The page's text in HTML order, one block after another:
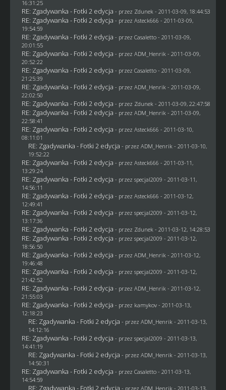
16:31:25
RE: Zgadywanka - Fotki 2 edycja - przez Zdunek - 2011-03-09, 18:44:53
RE: Zgadywanka - Fotki 2 edycja - przez Asteck666 - 2011-03-09,
19:54:59
RE: Zgadywanka - Fotki 2 edycja - przez Casaletto- 2011-03-09,
20:01:55
RE: Zgadywanka - Fotki 2 edycja - przez ADM_Henrik - 2011-03-09,
20:52:22
RE: Zgadywanka - Fotki 2 edycja - przez Casaletto- 2011-03-09,
21:25:39
RE: Zgadywanka - Fotki 2 edycja - przez ADM_Henrik - 2011-03-09,
22:02:50
RE: Zgadywanka - Fotki 2 edycja - przez Zdunek - 2011-03-09, 22:47:58
RE: Zgadywanka - Fotki 2 edycja - przez ADM_Henrik - 2011-03-09,
22:58:41
RE: Zgadywanka - Fotki 2 edycja - przez Asteck666 - 2011-03-10,
08:11:01
RE: Zgadywanka - Fotki 2 edycja - przez ADM_Henrik - 2011-03-10,
19:52:22
RE: Zgadywanka - Fotki 2 edycja - przez Asteck666 - 2011-03-11,
13:29:24
RE: Zgadywanka - Fotki 2 edycja - przez specjal2009 - 2011-03-11,
14:56:11
RE: Zgadywanka - Fotki 2 edycja - przez Asteck666 - 2011-03-12,
12:49:41
RE: Zgadywanka - Fotki 2 edycja - przez specjal2009 - 2011-03-12,
13:17:36
RE: Zgadywanka - Fotki 2 edycja - przez Zdunek - 2011-03-12, 14:28:53
RE: Zgadywanka - Fotki 2 edycja - przez specjal2009 - 2011-03-12,
18:56:50
RE: Zgadywanka - Fotki 2 edycja - przez ADM_Henrik - 2011-03-12,
19:46:48
RE: Zgadywanka - Fotki 2 edycja - przez specjal2009 - 2011-03-12,
21:42:52
RE: Zgadywanka - Fotki 2 edycja - przez ADM_Henrik - 2011-03-12,
21:55:03
RE: Zgadywanka - Fotki 2 edycja - przez kamykov- 2011-03-13,
12:18:23
RE: Zgadywanka - Fotki 2 edycja - przez ADM_Henrik - 2011-03-13,
14:12:16
RE: Zgadywanka - Fotki 2 edycja - przez specjal2009 - 2011-03-13,
14:41:19
RE: Zgadywanka - Fotki 2 edycja - przez ADM_Henrik - 2011-03-13,
14:50:31
RE: Zgadywanka - Fotki 2 edycja - przez Casaletto- 2011-03-13,
14:54:59
RE: Zgadywanka - Fotki 2 edycja - przez ADM_Henrik - 2011-03-13,